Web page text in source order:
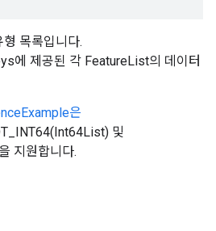
목록입니다.
에 제공된 각 FeatureList의 데이터
은
및
지원합니다.